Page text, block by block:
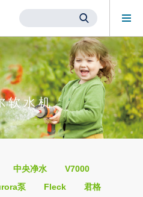
软水机
中央净水
V7000
泵 Fleck
君格